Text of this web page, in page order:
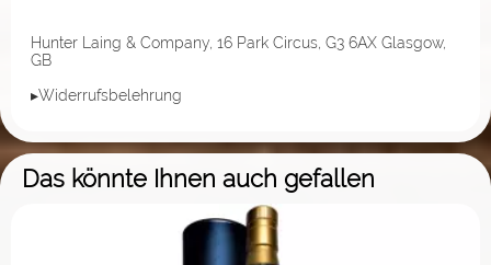
Hunter Laing & Company, 16 Park Circus, G3 6AX Glasgow,
GB
▸Widerrufsbelehrung
Das könnte Ihnen auch gefallen